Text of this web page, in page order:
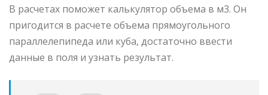
В расчетах поможет калькулятор объема в м3. Он
пригодится в расчете объема прямоугольного
параллелепипеда или куба, достаточно ввести
данные в поля и узнать результат.